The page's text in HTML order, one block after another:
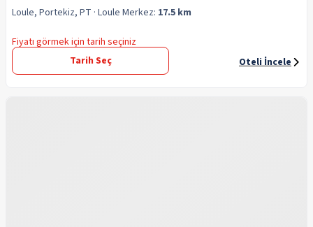
Loule, Portekiz, PT · Loule Merkez: 17.5 km
Fiyatı görmek için tarih seçiniz
Tarih Seç
Oteli İncele